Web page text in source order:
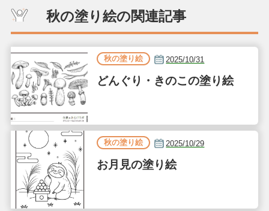
秋の塗り絵の関連記事
秋の塗り絵 2025/10/31
どんぐり・きのこの塗り絵
秋の塗り絵 2025/10/29
お月見の塗り絵